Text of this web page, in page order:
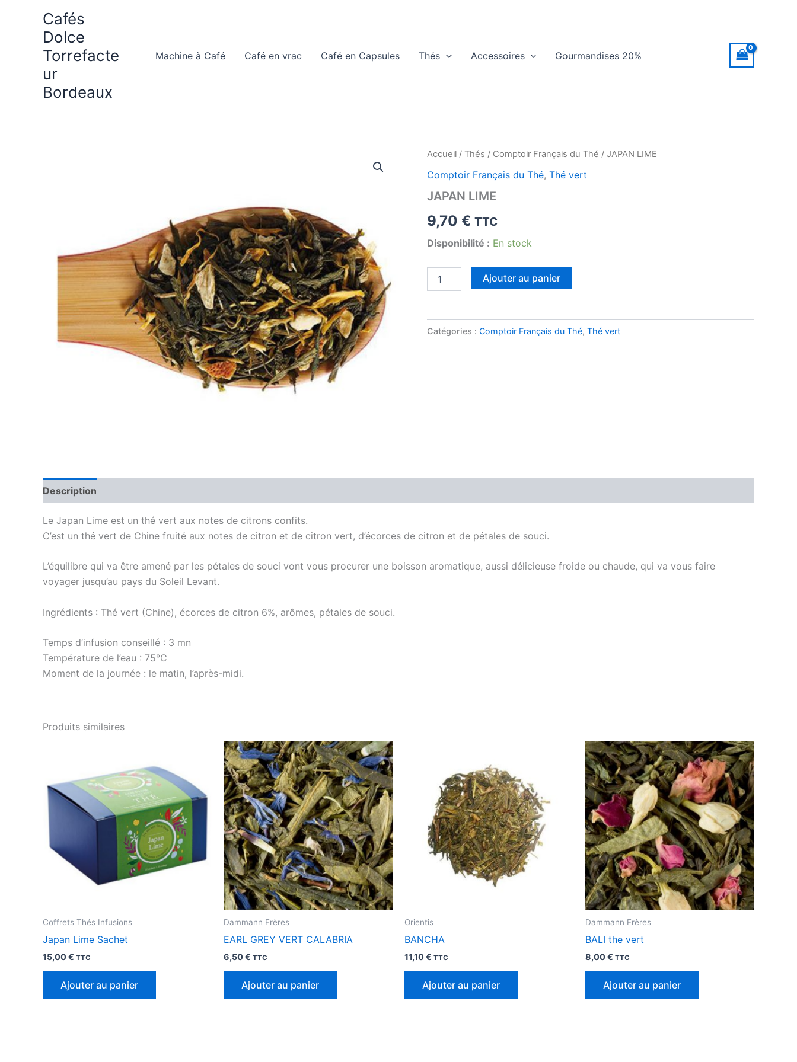
Cafés
Dolce
Torrefacte
ur
Bordeaux
Machine à Café Café en vrac Café en Capsules Thés Accessoires Gourmandises 20%
Accueil / Thés / Comptoir Français du Thé / JAPAN LIME
Comptoir Français du Thé, Thé vert
JAPAN LIME
9,70 € TTC
Disponibilité : En stock
Ajouter au panier
Catégories : Comptoir Français du Thé, Thé vert
Description
Le Japan Lime est un thé vert aux notes de citrons confits.
C’est un thé vert de Chine fruité aux notes de citron et de citron vert, d’écorces de citron et de pétales de souci.
L’équilibre qui va être amené par les pétales de souci vont vous procurer une boisson aromatique, aussi délicieuse froide ou chaude, qui va vous faire
voyager jusqu’au pays du Soleil Levant.
Ingrédients : Thé vert (Chine), écorces de citron 6%, arômes, pétales de souci.
Temps d’infusion conseillé : 3 mn
Température de l’eau : 75°C
Moment de la journée : le matin, l’après-midi.
Produits similaires
Coffrets Thés Infusions
Japan Lime Sachet
15,00€ TTC
Ajouter au panier
Dammann Frères
EARL GREY VERT CALABRIA
6,50€ TTC
Ajouter au panier
Orientis
BANCHA
11,10€ TTC
Ajouter au panier
Dammann Frères
BALI the vert
8,00€ TTC
Ajouter au panier